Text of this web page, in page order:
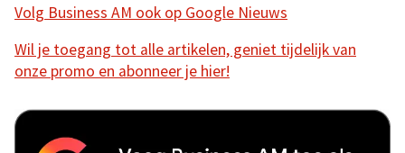
Volg Business AM ook op Google Nieuws
Wil je toegang tot alle artikelen, geniet tijdelijk van
onze promo en abonneer je hier!